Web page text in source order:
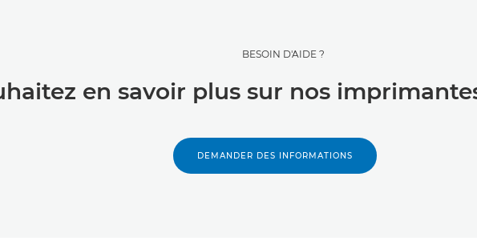
BESOIN D'AIDE ?
en savoir plus sur nos
DEMANDER DES INFORMATIONS